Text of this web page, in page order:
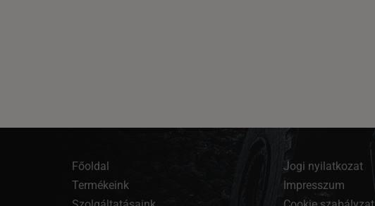
Főoldal
Termékeink
Jogi nyilatkozat
Impresszum